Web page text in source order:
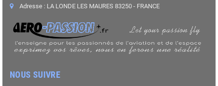
Adresse : LA LONDE LES MAURES 83250 - FRANCE
NOUS SUIVRE